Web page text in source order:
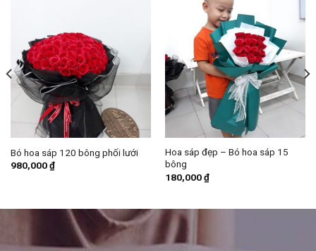
Bó hoa sáp 120 bông phối lưới
980,000₫
Hoa sáp đẹp – Bó hoa sáp 15
bông
180,000₫